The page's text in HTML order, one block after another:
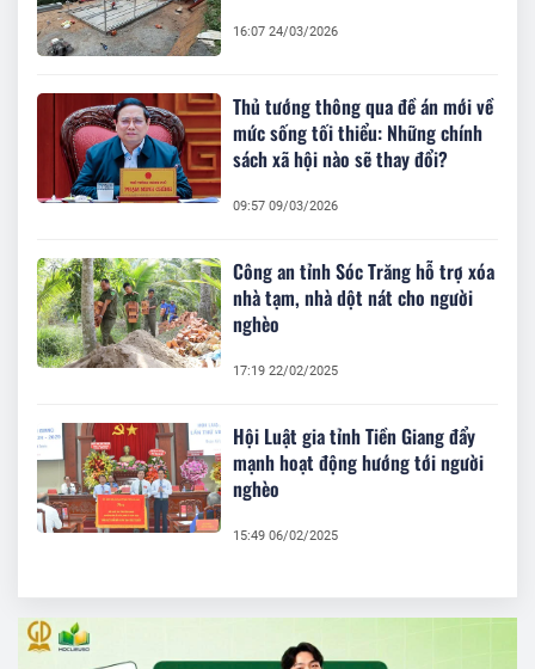
16:07 24/03/2026
Thủ tướng thông qua đề án mới về
mức sống tối thiểu: Những chính
sách xã hội nào sẽ thay đổi?
09:57 09/03/2026
Công an tỉnh Sóc Trăng hỗ trợ xóa
nhà tạm, nhà dột nát cho người
nghèo
17:19 22/02/2025
Hội Luật gia tỉnh Tiền Giang đẩy
mạnh hoạt động hướng tới người
nghèo
15:49 06/02/2025